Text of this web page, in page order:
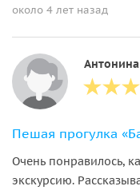
около 4 лет назад
Пешая прогулка
Очень понравилось,
экскурсию.